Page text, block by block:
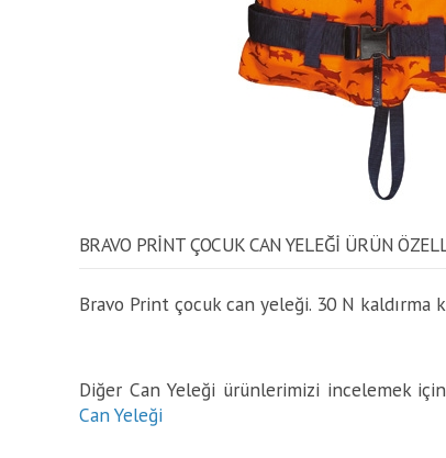
BRAVO PRINT ÇOCUK CAN YELEĞI ÜRÜN
Bravo Print çocuk can yeleği. 30 N kaldırma
Diğer Can Yeleği ürünlerimizi incelemek
Can Yeleği